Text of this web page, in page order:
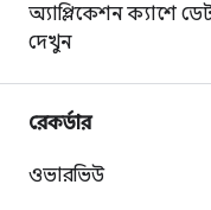
অ্যাপ্লিকেশন ক্যাশে
দেখুন
রেকর্ডার
ওভারভিউ